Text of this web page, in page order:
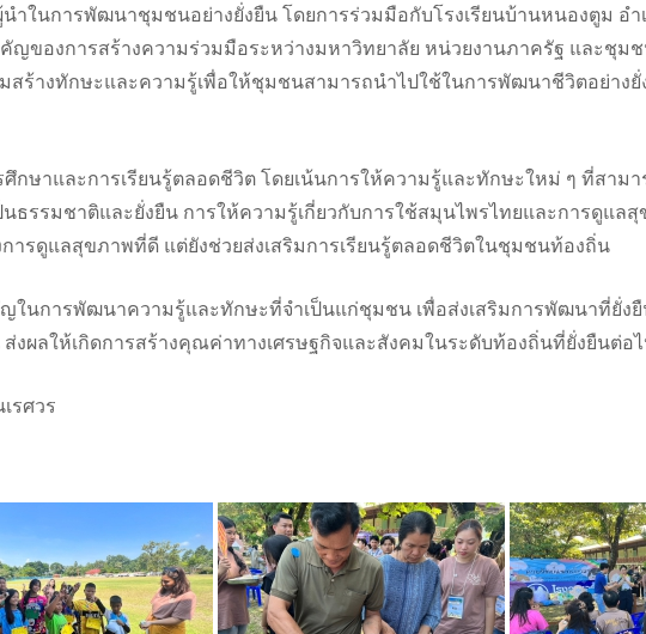
ำในการพัฒนาชุมชนอย่างยั่งยืน โดยการร่วมมือกับโรงเรียนบ้านหนองตูม อำ
ญของการสร้างความร่วมมือระหว่างมหาวิทยาลัย หน่วยงานภาครัฐ และชุม
ร้างทักษะและความรู้เพื่อให้ชุมชนสามารถนำไปใช้ในการพัฒนาชีวิตอย่าง
กษาและการเรียนรู้ตลอดชีวิต โดยเน้นการให้ความรู้และทักษะใหม่ ๆ ที่สาม
ธรรมชาติและยั่งยืน การให้ความรู้เกี่ยวกับการใช้สมุนไพรไทยและการดูแล
การดูแลสุขภาพที่ดี แต่ยังช่วยส่งเสริมการเรียนรู้ตลอดชีวิตในชุมชนท้องถิ่น
ในการพัฒนาความรู้และทักษะที่จำเป็นแก่ชุมชน เพื่อส่งเสริมการพัฒนาที่ยั่ง
งผลให้เกิดการสร้างคุณค่าทางเศรษฐกิจและสังคมในระดับท้องถิ่นที่ยั่งยืนต่อ
รศวร